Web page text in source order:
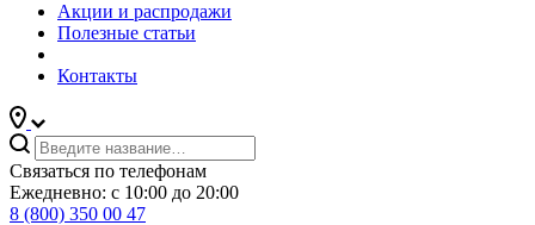
Акции и распродажи
Полезные статьи
Контакты
Связаться по телефонам
Ежедневно: с 10:00 до 20:00
8 (800) 350 00 47